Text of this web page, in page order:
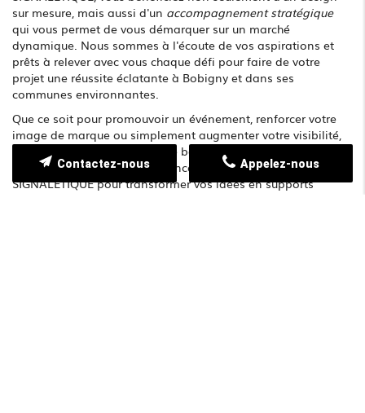
sur mesure, mais aussi d'un accompagnement stratégique
qui vous permet de vous démarquer sur un marché
dynamique. Nous sommes à l'écoute de vos aspirations et
prêts à relever avec vous chaque défi pour faire de votre
projet une réussite éclatante à Bobigny et dans ses
communes environnantes.
Que ce soit pour promouvoir un événement, renforcer votre
image de marque ou simplement augmenter votre visibilité,
nos solutions d'impression de banderoles et de signalétique
s'adaptent à toutes vos exigences. Faites confiance à GTF
SIGNALÉTIQUE pour transformer vos idées en supports
Appelez-nous
Contactez-nous